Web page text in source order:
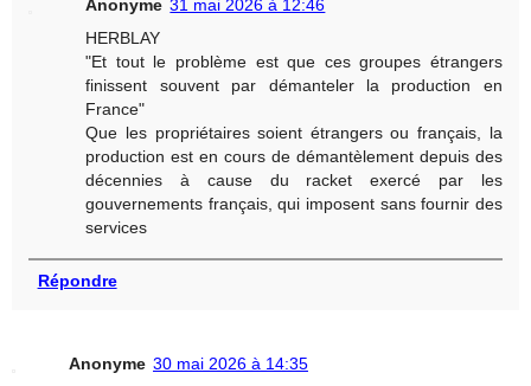
Anonyme 31 mai 2026 à 12:46
HERBLAY
"Et tout le problème est que ces groupes étrangers
finissent souvent par démanteler la production en
France"
Que les propriétaires soient étrangers ou français, la
production est en cours de démantèlement depuis des
décennies à cause du racket exercé par les
gouvernements français, qui imposent sans fournir des
services
Répondre
Anonyme 30 mai 2026 à 14:35